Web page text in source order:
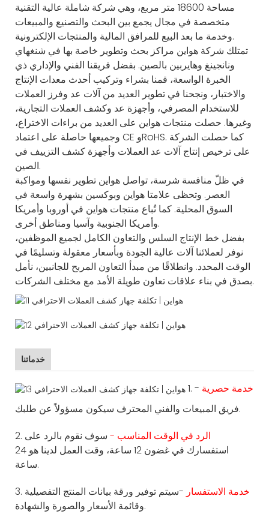
مساحة 18600 متر مربع، وهي شركة شاملة عالية التقنية
متخصصة في مجال يجمع بين البحث والتصنيع والمبيعات
وخدمة ما بعد البيع للمرافق المالية والمنتجات الإلكترونية.
تمتلك شركة هواين مراكز بحث وتطوير خاصة بها في شنغهاي
ونانجينغ وهايربين بالصين. بفضل فريقنا الفني والإداري ذي
الخبرة الواسعة، قمنا بشراء وتركيب أحدث معدات الإنتاج
والاختبار، ونجحنا في تطوير العديد من آلات عد وفرز العملات
للاستخدام المصرفي، وأجهزة عد وكشف العملات التجارية،
وغيرها. حصلت منتجات هواين على العديد من براءات الاختراع،
وجميعها حاصلة على اعتماد CE وRoHS. كما حصلت الشركة
على ترخيص إنتاج آلات عد العملات وأجهزة كشف التزييف في
الصين.
في ظلّ منافسة شرسة، تواصل هواين تطوير نفسها ومواكبة
العصر. وتحظى علامتا هواين وبوكسين بشهرة واسعة في
السوق المحلية. كما تُباع منتجات هواين في أوروبا وأمريكا
وأمريكا الجنوبية وآسيا ومناطق أخرى.
بفضل خط الإنتاج السلس والتعاون الكامل لجميع الموظفين،
نوفر لعملائنا آلات عالية الجودة وبأسعار معقولة وتسليمًا في
الوقت المحدد. وانطلاقًا من مبدأ التعاون المربح للجانبين، نأمل
بصدق في بناء علاقات تعاون طويلة الأمد مع مختلف الشركات.
خدماتنا
1. خدمة حصرية -
فريق المبيعات والفني المحترف سيكون مسؤولاً عن طلبك.
2.
الرد في الوقت المناسب - سوف نقوم بالرد على
استفسارك في غضون 12 ساعة، وقت العمل لدينا هو 24
ساعة.
3.
خدمة الاستفسار -سيتم توفير ورقة بيانات المنتج التفصيلية
وقائمة الأسعار والصورة والشهادة.